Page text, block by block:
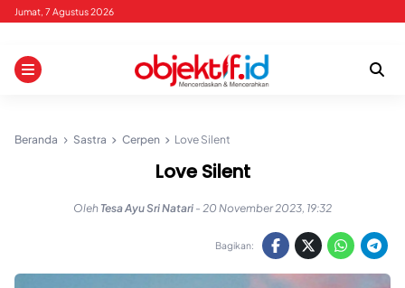
Skip
content
Jumat, 7 Agustus 2026
Beranda Sastra Cerpen Love Silent
Love Silent
Oleh Tesa Ayu Sri Natari - 20 November 2023, 19:32
Bagikan: